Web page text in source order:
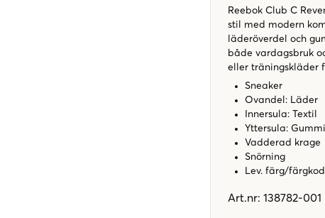
Reebok Club C
stil med modern
läderöverdel och
både vardagsbruk
eller träningskläder
Sneaker
Ovandel: Läder
Innersula: Textil
Yttersula: Gummi
Vadderad krage
Snörning
Lev. färg/färgkod
Art.nr: 138782-001